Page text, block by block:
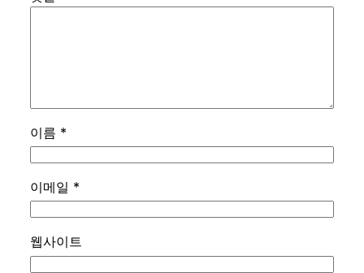
이름 *
이메일 *
웹사이트